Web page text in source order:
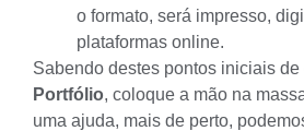
o formato, será impresso,
plataformas online.
Sabendo destes pontos iniciais de
Portfólio, coloque a mão na
uma ajuda, mais de perto,